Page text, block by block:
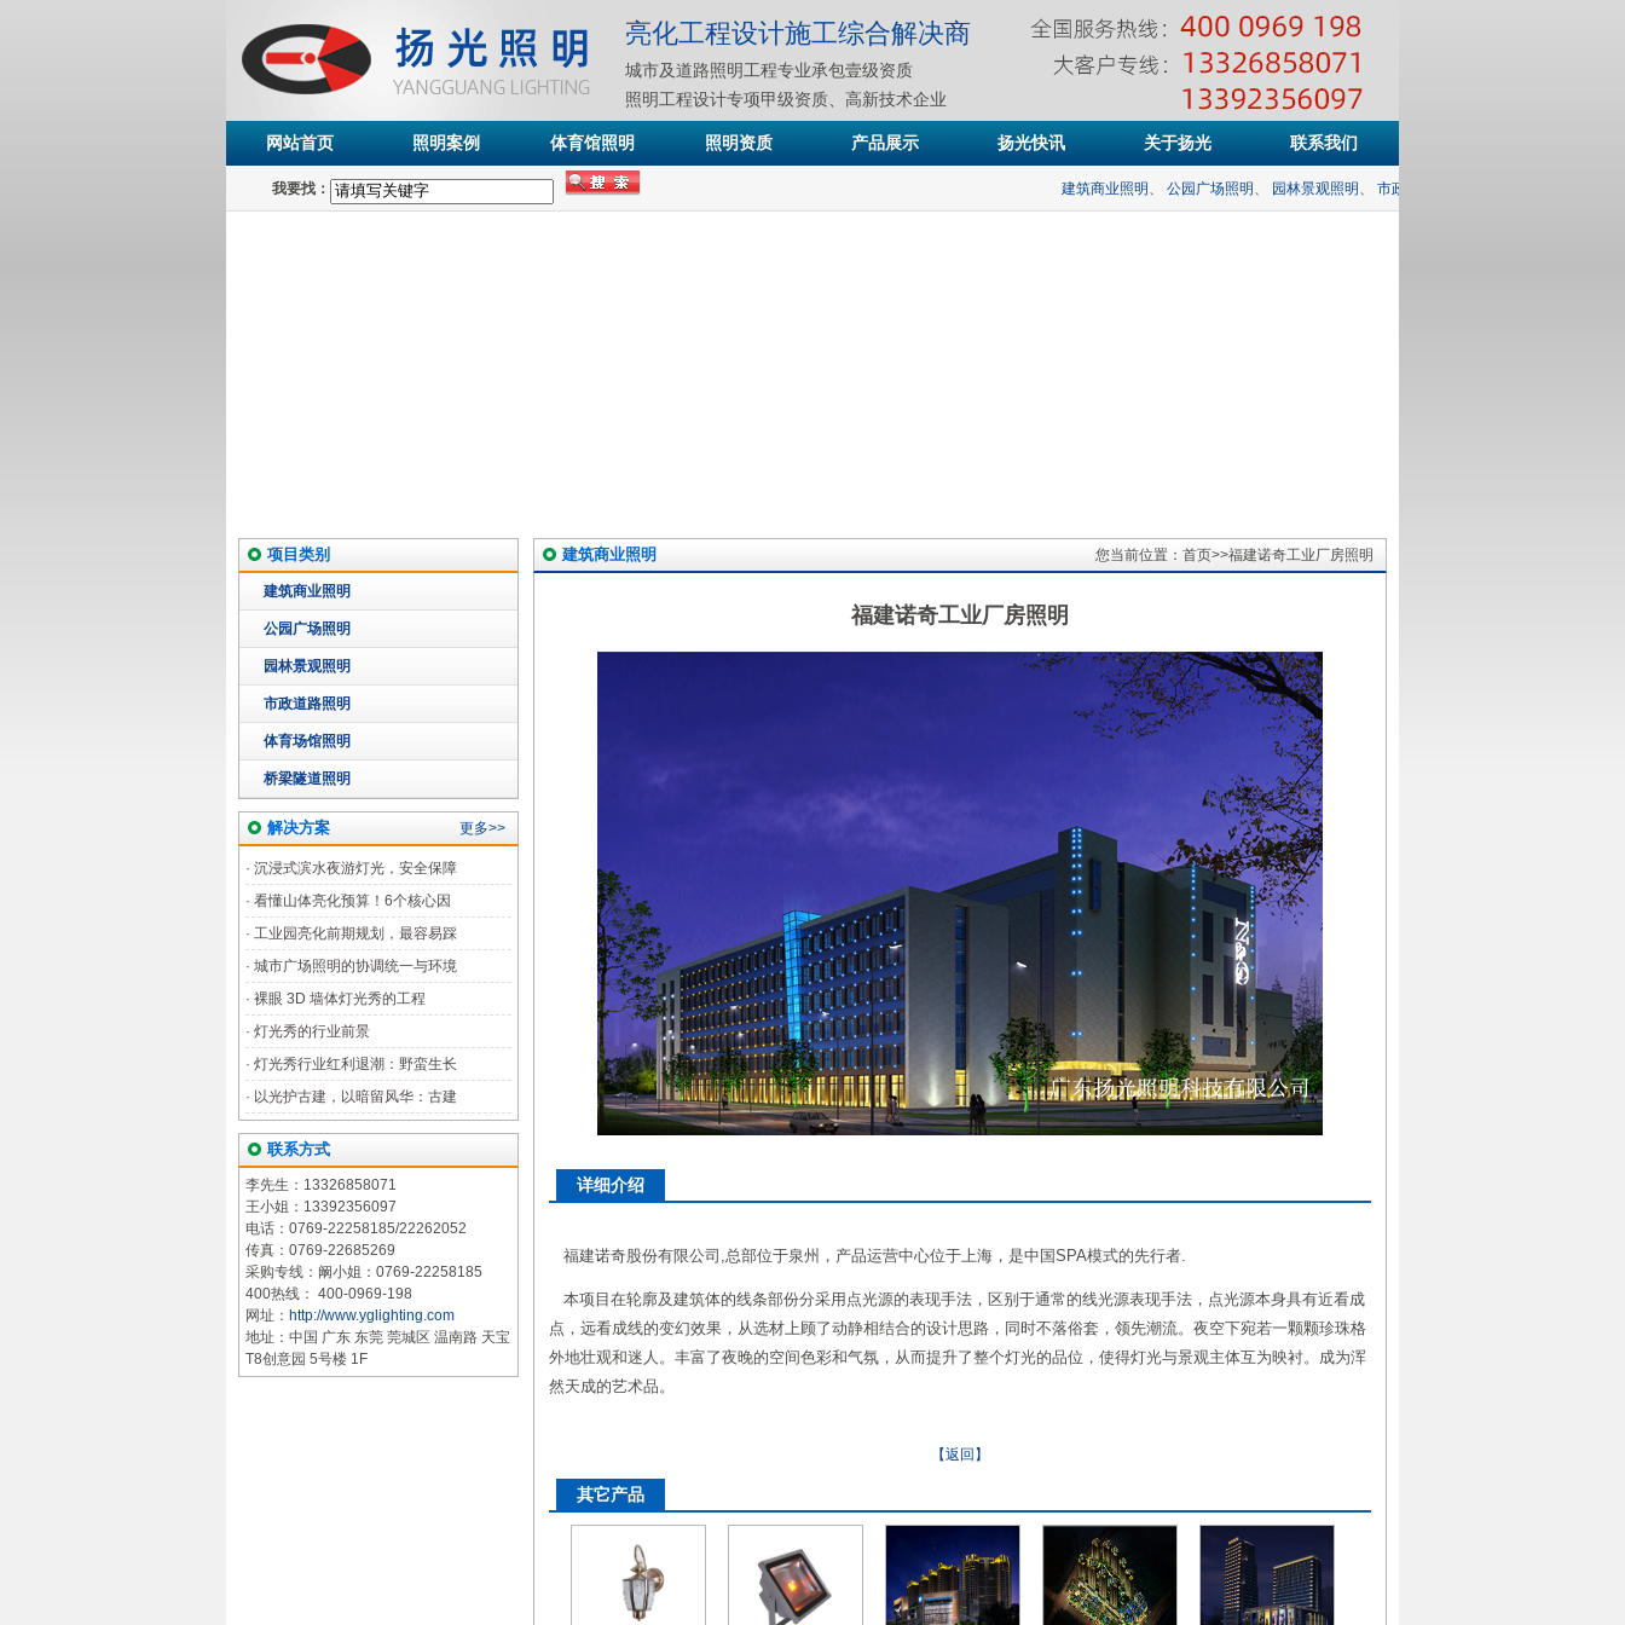
亮化工程设计施工综合解决商
城市及道路照明工程专业承包壹级资质
照明工程设计专项甲级资质、高新技术企业
网站首页 照明案例 体育馆照明 照明资质 产品展示 扬光快讯 关于扬光 联系我们
我要找： 建筑商业照明、 公园广场照明、 园林景观照明、 市政道路照明
项目类别
建筑商业照明
公园广场照明
园林景观照明
市政道路照明
体育场馆照明
桥梁隧道照明
解决方案 更多>>
· 沉浸式滨水夜游灯光，安全保障
· 看懂山体亮化预算！6个核心因
· 工业园亮化前期规划，最容易踩
· 城市广场照明的协调统一与环境
· 裸眼 3D 墙体灯光秀的工程
· 灯光秀的行业前景
· 灯光秀行业红利退潮：野蛮生长
· 以光护古建，以暗留风华：古建
联系方式
李先生：13326858071
王小姐：13392356097
电话：0769-22258185/22262052
传真：0769-22685269
采购专线：阚小姐：0769-22258185
400热线： 400-0969-198
网址： http://www.yglighting.com
地址：中国 广东 东莞 莞城区 温南路 天宝
T8创意园 5号楼 1F
建筑商业照明 您当前位置：首页>>福建诺奇工业厂房照明
福建诺奇工业厂房照明
详细介绍
福建诺奇股份有限公司,总部位于泉州，产品运营中心位于上海，是中国SPA模式的先行者.
本项目在轮廓及建筑体的线条部份分采用点光源的表现手法，区别于通常的线光源表现手法，点光源本身具有近看成
点，远看成线的变幻效果，从选材上顾了动静相结合的设计思路，同时不落俗套，领先潮流。夜空下宛若一颗颗珍珠格
外地壮观和迷人。丰富了夜晚的空间色彩和气氛，从而提升了整个灯光的品位，使得灯光与景观主体互为映衬。成为浑
然天成的艺术品。
【返回】
其它产品